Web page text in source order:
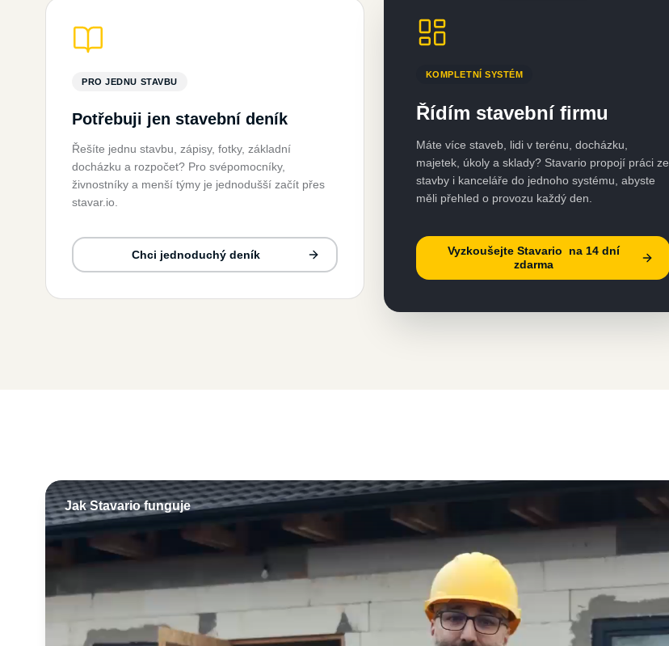
PRO JEDNU STAVBU
Potřebuji jen stavební deník
Řešíte jednu stavbu, zápisy, fotky, základní
docházku a rozpočet? Pro svépomocníky,
živnostníky a menší týmy je jednodušší začít přes
stavar.io.
Chci jednoduchý deník
KOMPLETNÍ SYSTÉM
Řídím stavební firmu
Máte více staveb, lidi v terénu, docházku,
majetek, úkoly a sklady? Stavario propojí práci ze
stavby i kanceláře do jednoho systému, abyste
měli přehled o provozu každý den.
Vyzkoušejte Stavario na 14 dní
zdarma
Jak Stavario funguje